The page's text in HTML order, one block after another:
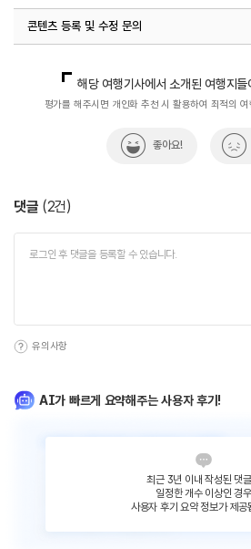
콘텐츠 등록 및 수정 문의
해당 여행기사에서 소개된 여행지
평가를 해주시면 개인화 추천 시 활용하여 최적의
좋아요!
댓글 (2건)
유의사항
AI가 빠르게 요약해주는 사용자 후기!
최근 3년 이내 작성된 댓
일정한 개수 이상인 경우
사용자 후기 요약 정보가 제공